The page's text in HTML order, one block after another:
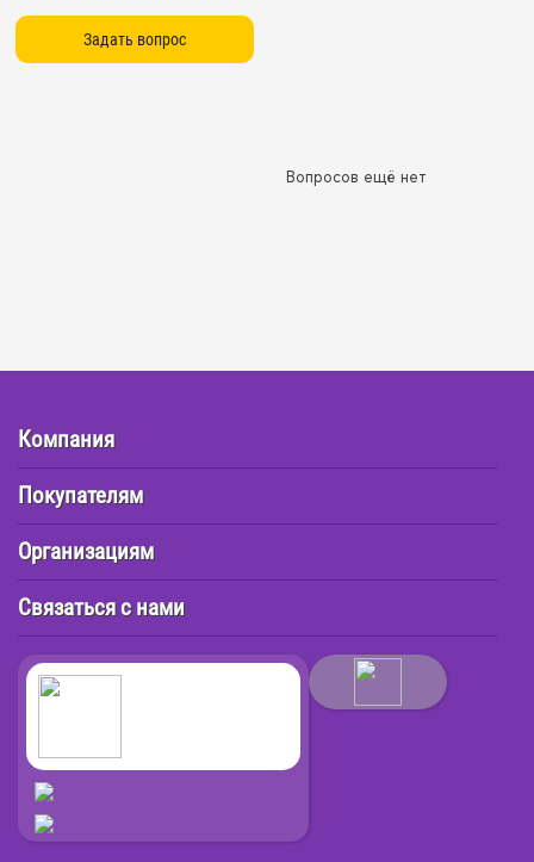
Вопросов ещё нет
Компания
Покупателям
Организациям
Связаться с нами